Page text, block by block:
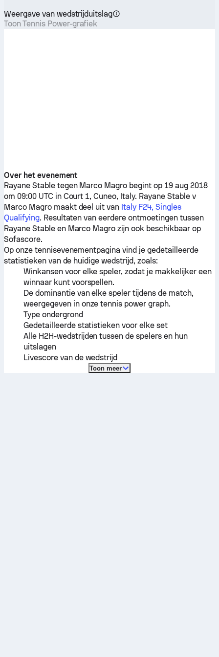
Weergave van wedstrijduitslag
Toon Tennis Power-grafiek
Over het evenement
Rayane Stabletegen Marco Magro begint op 19 aug 2018
om 09:00 UTC in Court 1, Cuneo, Italy. Rayane Stablev
Marco Magromaakt deel uit van Italy F24, Singles
Qualifying. Resultaten van eerdere ontmoetingen tussen
Rayane Stableen Marco Magro zijn ook beschikbaar op
Sofascore.
Op onze tennisevenementpagina vind je gedetailleerde
statistieken van de huidige wedstrijd, zoals:
Winkansen voor elke speler, zodat je makkelijker een
winnaar kunt voorspellen.
De dominantie van elke speler tijdens de match,
weergegeven in onze tennis power graph.
Type ondergrond
Gedetailleerde statistieken voor elke set
Alle H2H-wedstrijden tussen de spelers en hun
uitslagen
Livescore van de wedstrijd
Toon meer